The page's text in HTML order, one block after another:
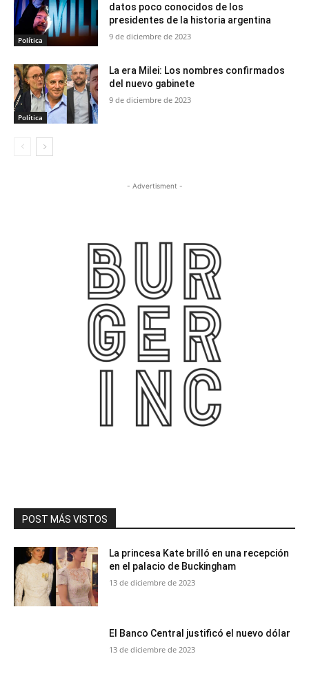
Política
datos poco conocidos de los
presidentes de la historia argentina
9 de diciembre de 2023
Política
La era Milei: Los nombres confirmados
del nuevo gabinete
9 de diciembre de 2023
- Advertisment -
POST MÁS VISTOS
La princesa Kate brilló en una recepción
en el palacio de Buckingham
13 de diciembre de 2023
El Banco Central justificó el nuevo dólar
13 de diciembre de 2023